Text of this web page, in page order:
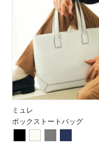
ミュレ
ボックストートバッグ